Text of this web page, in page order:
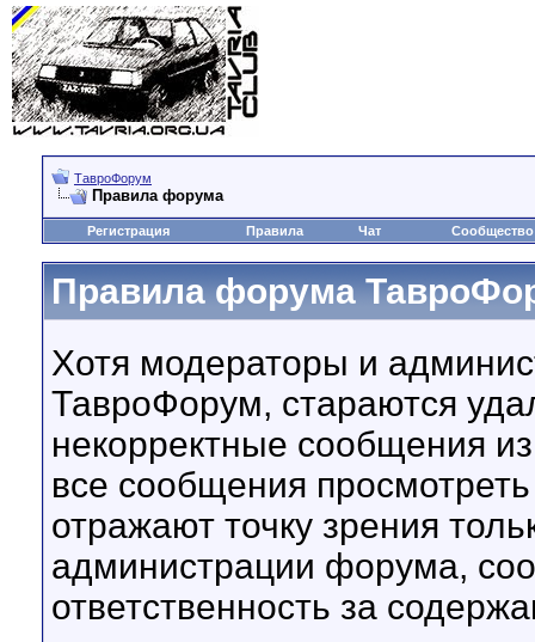
ТавроФорум
Правила форума
Регистрация Правила Чат Сообщество
Правила форума
Хотя модераторы и
ТавроФорум, стараются
некорректные сообщения
все сообщения
отражают точку зрения
администрации форума,
ответственность за